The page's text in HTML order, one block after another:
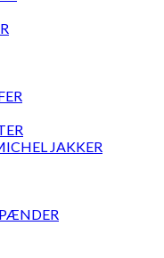
JAKKER